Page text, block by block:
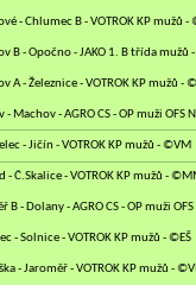
- Chlumec B - VOTROK KP mužů -
B - Opočno - JAKO 1. B třída mužů
A - Železnice - VOTROK KP mužů -
Machov - AGRO CS - OP muži OFS
- Jičín - VOTROK KP mužů - ©VM
- Č.Skalice - VOTROK KP mužů -
B - Dolany - AGRO CS - OP muži
- Solnice - VOTROK KP mužů - ©EŠ
- Jaroměř - VOTROK KP mužů -